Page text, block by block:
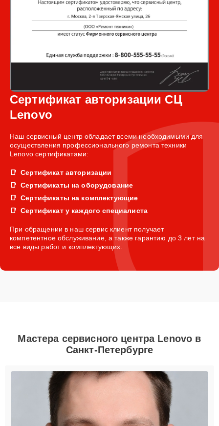
Сертификат авторизации СЦ
Lenovo
Наш сервисный центр обладает всеми необходимыми для
осуществления профессионального ремонта техники
Lenovo сертификатами:
Сертификат авторизации
Сертификаты на оборудование
Сертификаты на комплектующие
Сертификат у каждого специалиста
При обращении в наш сервис клиент получает
компетентное обслуживание, а также гарантию до 3 лет на
все виды работ и комплектующих.
Мастера сервисного центра Lenovo в
Санкт-Петербурге